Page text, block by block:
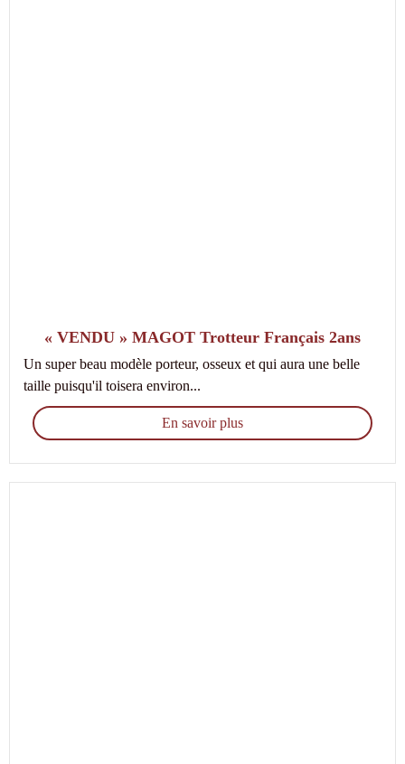
« VENDU » MAGOT Trotteur Français 2ans
Un super beau modèle porteur, osseux et qui aura une belle
taille puisqu'il toisera environ...
En savoir plus